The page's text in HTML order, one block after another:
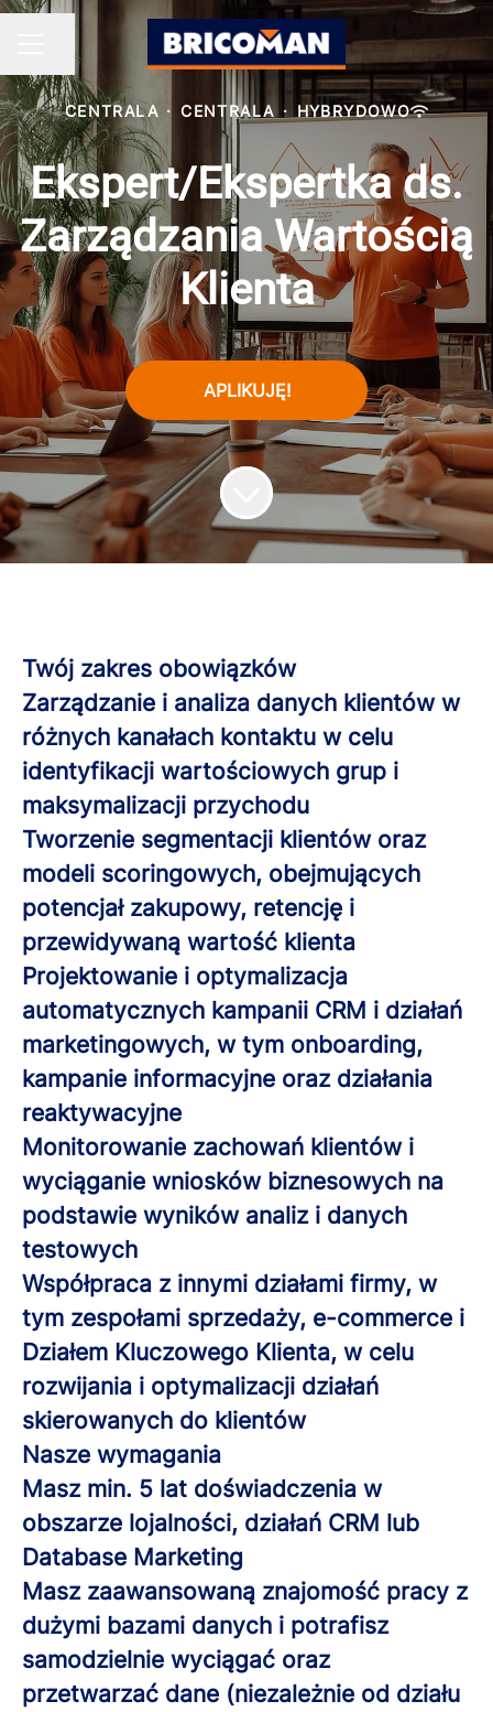
MENU KARIERY
Udostępnij stronę
CENTRALA · CENTRALA · HYBRYDOWO
Ekspert/Ekspertka ds.
Zarządzania Wartością
Klienta
APLIKUJĘ!
Twój zakres obowiązków
Zarządzanie i analiza danych klientów w
różnych kanałach kontaktu w celu
identyfikacji wartościowych grup i
maksymalizacji przychodu
Tworzenie segmentacji klientów oraz
modeli scoringowych, obejmujących
potencjał zakupowy, retencję i
przewidywaną wartość klienta
Projektowanie i optymalizacja
automatycznych kampanii CRM i działań
marketingowych, w tym onboarding,
kampanie informacyjne oraz działania
reaktywacyjne
Monitorowanie zachowań klientów i
wyciąganie wniosków biznesowych na
podstawie wyników analiz i danych
testowych
Współpraca z innymi działami firmy, w
tym zespołami sprzedaży, e-commerce i
Działem Kluczowego Klienta, w celu
rozwijania i optymalizacji działań
skierowanych do klientów
Nasze wymagania
Masz min. 5 lat doświadczenia w
obszarze lojalności, działań CRM lub
Database Marketing
Masz zaawansowaną znajomość pracy z
dużymi bazami danych i potrafisz
samodzielnie wyciągać oraz
przetwarzać dane (niezależnie od działu